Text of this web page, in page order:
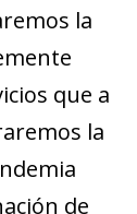
la
que a
la
de